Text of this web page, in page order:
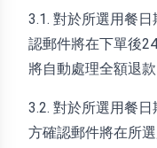
3.1. 對於所選用餐
認郵件將在下單後
將自動處理全額退款
3.2. 對於所選用餐
方確認郵件將在所